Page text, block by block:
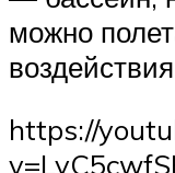
можно
https://